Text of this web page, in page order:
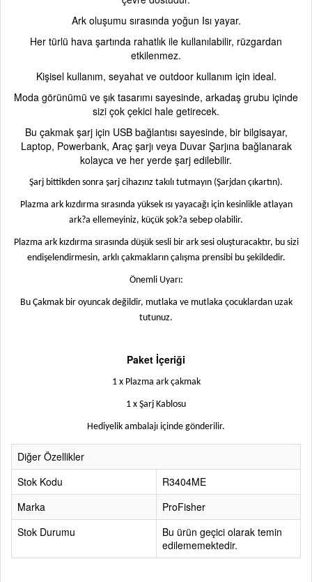
Ark oluşumu sırasında yoğun Isı yayar.
Her türlü hava şartında rahatlık ile kullanılabilir, rüzgardan
etkilenmez.
Kişisel kullanım, seyahat ve outdoor kullanım için ideal.
Moda görünümü ve şık tasarımı sayesinde, arkadaş grubu içinde
sizi çok çekici hale getirecek.
Bu çakmak şarj için USB bağlantısı sayesinde, bir bilgisayar,
Laptop, Powerbank, Araç şarjı veya Duvar Şarjına bağlanarak
kolayca ve her yerde şarj edilebilir.
Şarj bittikden sonra şarj cihazınz takılı tutmayın (Şarjdan çıkartın).
Plazma ark kızdırma sırasında yüksek ısı yayacağı için kesinlikle atlayan
ark?a ellemeyiniz, küçük şok?a sebep olabilir.
Plazma ark kızdırma sırasında düşük sesli bir ark sesi oluşturacaktır, bu sizi
endişelendirmesin, arklı çakmakların çalışma prensibi bu şekildedir.
Önemli Uyarı:
Bu Çakmak bir oyuncak değildir, mutlaka ve mutlaka çocuklardan uzak
tutunuz.
Paket İçeriği
1 x Plazma ark çakmak
1 x Şarj Kablosu
Hediyelik ambalajı içinde gönderilir.
Diğer Özellikler
Stok Kodu
R3404ME
Marka
ProFisher
Stok Durumu
Bu ürün geçici olarak temin
edilememektedir.